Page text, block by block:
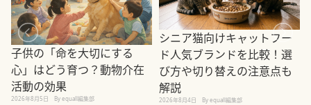
子供の「命を大切にする
心」はどう育つ？動物介在
活動の効果
2026年8月5日 By equall編集部
シニア猫向けキャットフー
ド人気ブランドを比較！選
び方や切り替えの注意点も
解説
2026年8月4日 By equall編集部